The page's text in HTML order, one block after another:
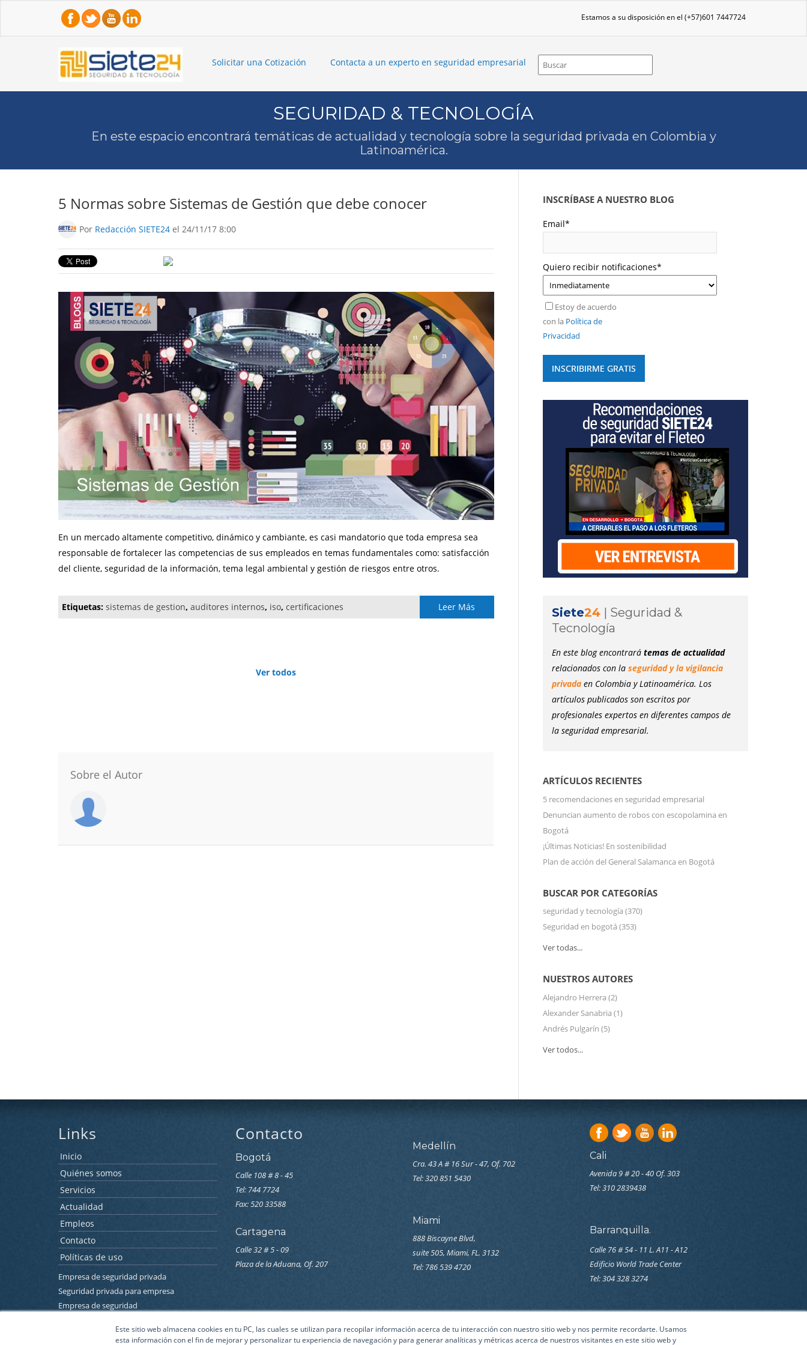
Este sitio web almacena cookies en tu PC, las cuales se utilizan para recopilar información acerca de tu interacción con nuestro sitio web y nos permite recordarte. Usamos
esta información con el fin de mejorar y personalizar tu experiencia de navegación y para generar analíticas y métricas acerca de nuestros visitantes en este sitio web y
Estamos a su disposición en el (+57)601 7447724
Solicitar una Cotización Contacta a un experto en seguridad empresarial
SEGURIDAD & TECNOLOGÍA
En este espacio encontrará temáticas de actualidad y tecnología sobre la seguridad privada en Colombia y
Latinoamérica.
5 Normas sobre Sistemas de Gestión que debe conocer
Por Redacción SIETE24 el 24/11/17 8:00
En un mercado altamente competitivo, dinámico y cambiante, es casi mandatorio que toda empresa sea
responsable de fortalecer las competencias de sus empleados en temas fundamentales como: satisfacción
del cliente, seguridad de la información, tema legal ambiental y gestión de riesgos entre otros.
Leer Más
Etiquetas: sistemas de gestion, auditores internos, iso, certificaciones
Ver todos
Sobre el Autor
INSCRÍBASE A NUESTRO BLOG
Email*
Quiero recibir notificaciones*
Estoy de acuerdo
con la Política de
Privacidad
Siete24| Seguridad &
Tecnología
En este blog encontrará temas de actualidad
relacionados con la seguridad y la vigilancia
privadaen Colombia y Latinoamérica. Los
artículos publicados son escritos por
profesionales expertos en diferentes campos de
la seguridad empresarial.
ARTÍCULOS RECIENTES
5 recomendaciones en seguridad empresarial
Denuncian aumento de robos con escopolamina en
Bogotá
¡Últimas Noticias! En sostenibilidad
Plan de acción del General Salamanca en Bogotá
BUSCAR POR CATEGORÍAS
seguridad y tecnología (370)
Seguridad en bogotá (353)
Ver todas...
NUESTROS AUTORES
Alejandro Herrera (2)
Alexander Sanabria (1)
Andrés Pulgarín (5)
Ver todos...
Links
Inicio
Quiénes somos
Servicios
Actualidad
Empleos
Contacto
Políticas de uso
Empresa de seguridad privada
Seguridad privada para empresa
Empresa de seguridad
Seguridad electronica para empresas
Contacto
Bogotá
Calle 108 # 8 - 45
Tel: 744 7724
Fax: 520 33588
Cartagena
Calle 32 # 5 - 09
Plaza de la Aduana, Of. 207
Medellín
Cra. 43 A # 16 Sur - 47, Of. 702
Tel: 320 851 5430
Miami
888 Biscayne Blvd,
suite 505, Miami, FL. 3132
Tel: 786 539 4720
Cali
Avenida 9 # 20 - 40 Of. 303
Tel:310 2839438
Barranquilla.
Calle 76 # 54 - 11 L. A11 - A12
Edificio World Trade Center
Tel: 304 328 3274